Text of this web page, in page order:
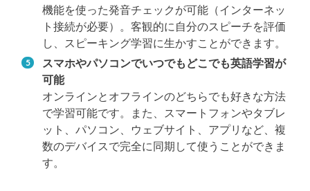
機能を使った発音チェックが可能（インターネッ
ト接続が必要）。客観的に自分のスピーチを評価
し、スピーキング学習に生かすことができます。
スマホやパソコンでいつでもどこでも英語学習が
可能
オンラインとオフラインのどちらでも好きな方法
で学習可能です。また、スマートフォンやタブレ
ット、パソコン、ウェブサイト、アプリなど、複
数のデバイスで完全に同期して使うことができま
す。